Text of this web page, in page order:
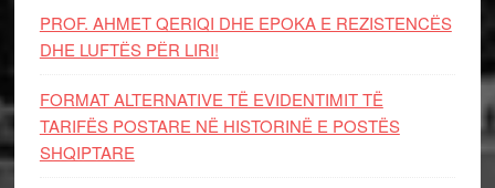
PROF. AHMET QERIQI DHE EPOKA E REZISTENCЁS
DHE LUFTЁS PЁR LIRI!
FORMAT ALTERNATIVE TË EVIDENTIMIT TË
TARIFËS POSTARE NË HISTORINË E POSTËS
SHQIPTARE